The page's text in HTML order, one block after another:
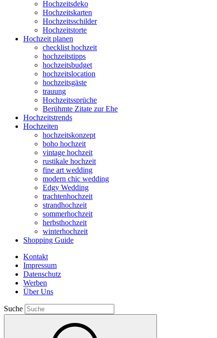
Hochzeitsdeko
Hochzeitskarten
Hochzeitsschilder
Hochzeitstorte
Hochzeit planen
checklist hochzeit
hochzeitstipps
hochzeitsbudget
hochzeitslocation
hochzeitsgäste
trauung
Hochzeitssprüche
Berühmte Zitate zur Ehe
Hochzeitstrends
Hochzeiten
hochzeitskonzept
boho hochzeit
vintage hochzeit
rustikale hochzeit
fine art wedding
modern chic wedding
Edgy Wedding
trachtenhochzeit
strandhochzeit
sommerhochzeit
herbsthochzeit
winterhochzeit
Shopping Guide
Kontakt
Impressum
Datenschutz
Werben
Über Uns
Suche